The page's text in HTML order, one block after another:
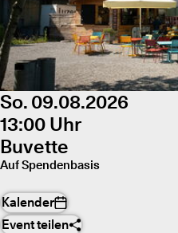
So. 09.08.2026
13:00 Uhr
Buvette
Auf Spendenbasis
Kalender
Event teilen